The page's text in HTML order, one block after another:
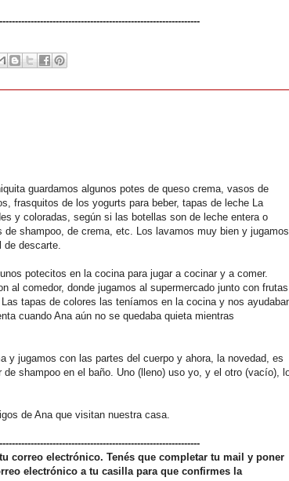
guardamos algunos potes de queso crema, vasos de
frasquitos de los yogurts para beber, tapas de leche La
y coloradas, según si las botellas son de leche entera o
de shampoo, de crema, etc. Los lavamos muy bien y jugamos
de descarte.
potecitos en la cocina para jugar a cocinar y a comer.
al comedor, donde jugamos al supermercado junto con frutas
tapas de colores las teníamos en la cocina y nos
cuando Ana aún no se quedaba quieta mientras
y jugamos con las partes del cuerpo y ahora, la novedad, es
shampoo en el baño. Uno (lleno) uso yo, y el otro (vacío),
de Ana que visitan nuestra casa.
correo electrónico. Tenés que completar tu mail y poner
electrónico a tu casilla para que confirmes la